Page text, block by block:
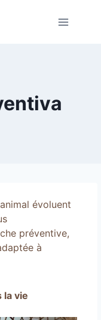
évoluent
préventive,
à
la vie